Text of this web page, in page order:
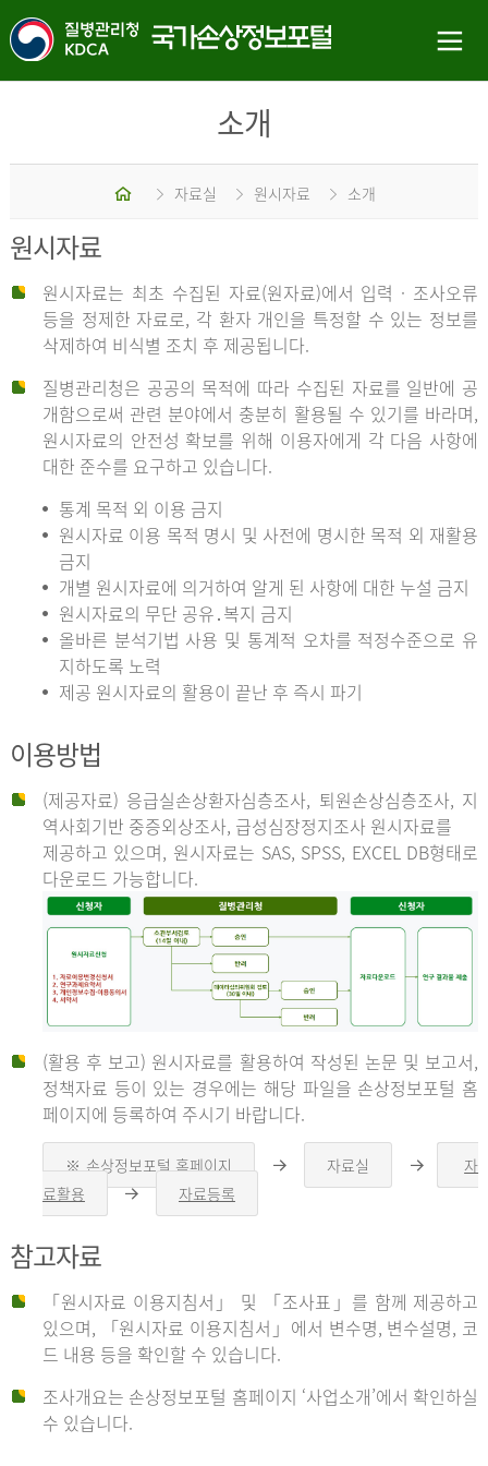
소개
홈 자료실 원시자료 소개
원시자료
원시자료는 최초 수집된 자료(원자료)에서 입력 · 조사오류
등을 정제한 자료로, 각 환자 개인을 특정할 수 있는 정보를
삭제하여 비식별 조치 후 제공됩니다.
질병관리청은 공공의 목적에 따라 수집된 자료를 일반에 공
개함으로써 관련 분야에서 충분히 활용될 수 있기를 바라며,
원시자료의 안전성 확보를 위해 이용자에게 각 다음 사항에
대한 준수를 요구하고 있습니다.
통계 목적 외 이용 금지
원시자료 이용 목적 명시 및 사전에 명시한 목적 외 재활용
금지
개별 원시자료에 의거하여 알게 된 사항에 대한 누설 금지
원시자료의 무단 공유․복지 금지
올바른 분석기법 사용 및 통계적 오차를 적정수준으로 유
지하도록 노력
제공 원시자료의 활용이 끝난 후 즉시 파기
이용방법
(제공자료) 응급실손상환자심층조사, 퇴원손상심층조사, 지
역사회기반 중증외상조사, 급성심장정지조사 원시자료를
제공하고 있으며, 원시자료는 SAS, SPSS, EXCEL DB형태로
다운로드 가능합니다.
신
청
자
신
청
자
는
1.
자
(활용 후 보고) 원시자료를 활용하여 작성된 논문 및 보고서,
정책자료 등이 있는 경우에는 해당 파일을 손상정보포털 홈
페이지에 등록하여 주시기 바랍니다.
※ 손상정보포털 홈페이지
른
자료실
른
자
료활용
른
자료등록
참고자료
「원시자료 이용지침서」 및 「조사표」를 함께 제공하고
있으며, 「원시자료 이용지침서」에서 변수명, 변수설명, 코
드 내용 등을 확인할 수 있습니다.
조사개요는 손상정보포털 홈페이지 ‘사업소개’에서 확인하실
수 있습니다.